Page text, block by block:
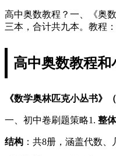
高中奥数教程？一、《奥
三本，合计共九本。教程
高中奥数教程
《数学奥林匹克小丛书》
一、初中卷刷题策略1. 整
结构 ：共8册，涵盖代数